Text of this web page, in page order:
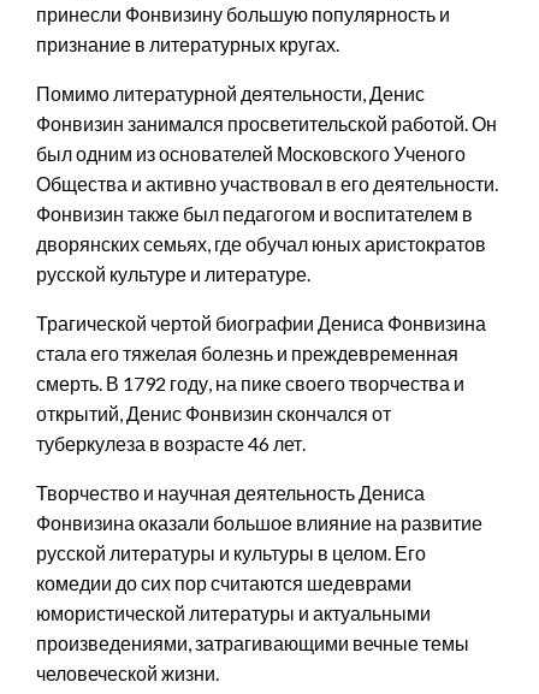
принесли Фонвизину большую популярность и
признание в литературных кругах.
Помимо литературной деятельности, Денис
Фонвизин занимался просветительской работой. Он
был одним из основателей Московского Ученого
Общества и активно участвовал в его деятельности.
Фонвизин также был педагогом и воспитателем в
дворянских семьях, где обучал юных аристократов
русской культуре и литературе.
Трагической чертой биографии Дениса Фонвизина
стала его тяжелая болезнь и преждевременная
смерть. В 1792 году, на пике своего творчества и
открытий, Денис Фонвизин скончался от
туберкулеза в возрасте 46 лет.
Творчество и научная деятельность Дениса
Фонвизина оказали большое влияние на развитие
русской литературы и культуры в целом. Его
комедии до сих пор считаются шедеврами
юмористической литературы и актуальными
произведениями, затрагивающими вечные темы
человеческой жизни.